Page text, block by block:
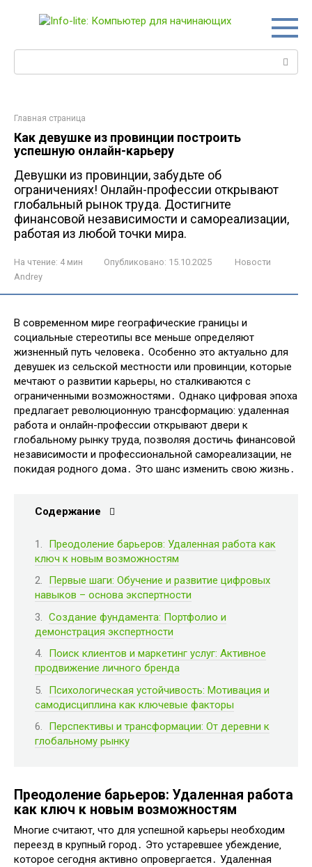
Главная страница
Как девушке из провинции построить
успешную онлайн-карьеру
Девушки из провинции, забудьте об
ограничениях! Онлайн-профессии открывают
глобальный рынок труда. Достигните
финансовой независимости и самореализации,
работая из любой точки мира.
На чтение: 4 мин Опубликовано: 15.10.2025
Новости
Andrey
В современном мире географические границы и
социальные стереотипы все меньше определяют
жизненный путь человека․ Особенно это актуально для
девушек из сельской местности или провинции‚ которые
мечтают о развитии карьеры‚ но сталкиваются с
ограниченными возможностями․ Однако цифровая эпоха
предлагает революционную трансформацию: удаленная
работа и онлайн-профессии открывают двери к
глобальному рынку труда‚ позволяя достичь финансовой
независимости и профессиональной самореализации‚ не
покидая родного дома․ Это шанс изменить свою жизнь․
Содержание
Преодоление барьеров: Удаленная работа как
ключ к новым возможностям
Первые шаги: Обучение и развитие цифровых
навыков – основа экспертности
Создание фундамента: Портфолио и
демонстрация экспертности
Поиск клиентов и маркетинг услуг: Активное
продвижение личного бренда
Психологическая устойчивость: Мотивация и
самодисциплина как ключевые факторы
Перспективы и трансформации: От деревни к
глобальному рынку
Преодоление барьеров: Удаленная работа
как ключ к новым возможностям
Многие считают‚ что для успешной карьеры необходим
переезд в крупный город․ Это устаревшее убеждение‚
которое сегодня активно опровергается․ Удаленная